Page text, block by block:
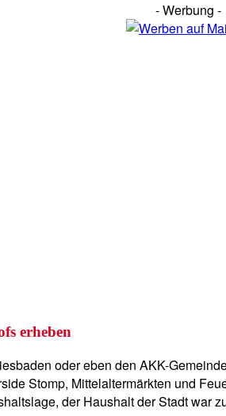
- Werbung -
erheben
oder eben den AKK-
Stomp, Mittelaltermärkten und
der Haushalt der Stadt war